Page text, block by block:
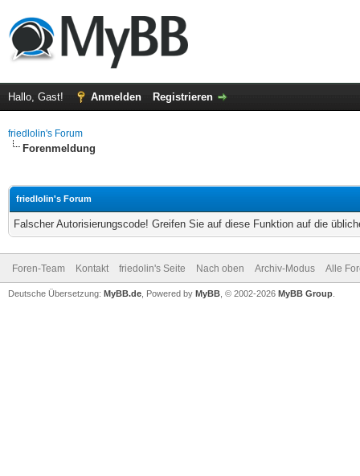
Hallo, Gast! Anmelden Registrieren
friedlolin's Forum
Forenmeldung
friedlolin's Forum
Falscher Autorisierungscode! Greifen Sie auf diese Funktion auf die
Foren-Team Kontakt friedolin's Seite Nach oben Archiv-Modus Alle
Deutsche Übersetzung: MyBB.de , Powered by MyBB , © 2002-2026 MyBB Group